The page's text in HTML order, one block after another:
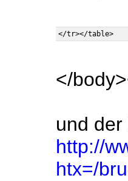
</
und der
http://
htx=/